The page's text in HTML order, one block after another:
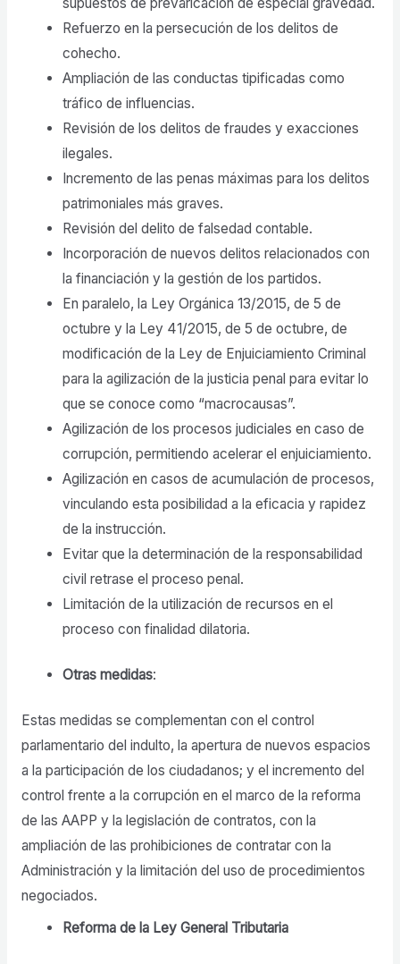
Refuerzo en la persecución de los delitos de
cohecho.
Ampliación de las conductas tipificadas como
tráfico de influencias.
Revisión de los delitos de fraudes y exacciones
ilegales.
Incremento de las penas máximas para los delitos
patrimoniales más graves.
Revisión del delito de falsedad contable.
Incorporación de nuevos delitos relacionados con
la financiación y la gestión de los partidos.
En paralelo, la Ley Orgánica 13/2015, de 5 de
octubre y la Ley 41/2015, de 5 de octubre, de
modificación de la Ley de Enjuiciamiento Criminal
para la agilización de la justicia penal para evitar lo
que se conoce como “macrocausas”.
Agilización de los procesos judiciales en caso de
corrupción, permitiendo acelerar el enjuiciamiento.
Agilización en casos de acumulación de procesos,
vinculando esta posibilidad a la eficacia y rapidez
de la instrucción.
Evitar que la determinación de la responsabilidad
civil retrase el proceso penal.
Limitación de la utilización de recursos en el
proceso con finalidad dilatoria.
Otras medidas:
Estas medidas se complementan con el control
parlamentario del indulto, la apertura de nuevos espacios
a la participación de los ciudadanos; y el incremento del
control frente a la corrupción en el marco de la reforma
de las AAPP y la legislación de contratos, con la
ampliación de las prohibiciones de contratar con la
Administración y la limitación del uso de procedimientos
negociados.
Reforma de la Ley General Tributaria